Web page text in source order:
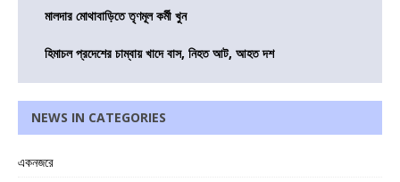
মালদার মোথাবাড়িতে তৃণমূল কর্মী খুন
হিমাচল প্রদেশের চাম্বায় খাদে বাস, নিহত আট, আহত দশ
NEWS IN CATEGORIES
একনজরে